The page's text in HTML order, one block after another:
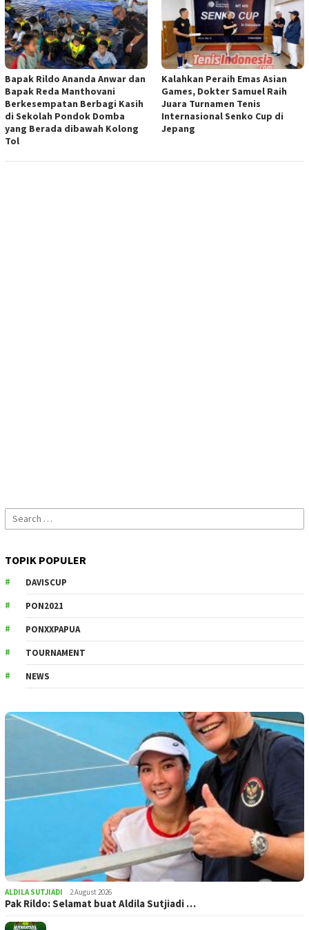
Bapak Rildo Ananda Anwar dan
Bapak Reda Manthovani
Berkesempatan Berbagi Kasih
di Sekolah Pondok Domba
yang Berada dibawah Kolong
Tol
Kalahkan Peraih Emas Asian
Games, Dokter Samuel Raih
Juara Turnamen Tenis
Internasional Senko Cup di
Jepang
Search
for:
TOPIK POPULER
DAVISCUP
PON2021
PONXXPAPUA
TOURNAMENT
NEWS
ALDILA SUTJIADI 2 August 2026
Pak Rildo: Selamat buat Aldila Sutjiadi …